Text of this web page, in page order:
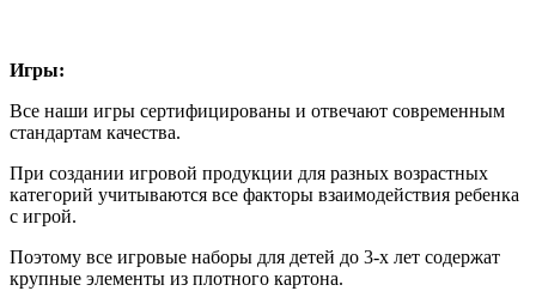
Игры:
Все наши игры сертифицированы и отвечают современным
стандартам качества.
При создании игровой продукции для разных возрастных
категорий учитываются все факторы взаимодействия ребенка
с игрой.
Поэтому все игровые наборы для детей до 3-х лет содержат
крупные элементы из плотного картона.